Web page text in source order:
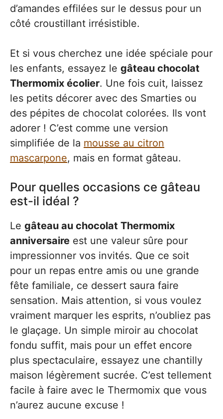
d’amandes effilées sur le dessus pour un
côté croustillant irrésistible.
Et si vous cherchez une idée spéciale pour
les enfants, essayez le gâteau chocolat
Thermomix écolier. Une fois cuit, laissez
les petits décorer avec des Smarties ou
des pépites de chocolat colorées. Ils vont
adorer ! C’est comme une version
simplifiée de la mousse au citron
mascarpone, mais en format gâteau.
Pour quelles occasions ce gâteau
est-il idéal ?
Le gâteau au chocolat Thermomix
anniversaire est une valeur sûre pour
impressionner vos invités. Que ce soit
pour un repas entre amis ou une grande
fête familiale, ce dessert saura faire
sensation. Mais attention, si vous voulez
vraiment marquer les esprits, n’oubliez pas
le glaçage. Un simple miroir au chocolat
fondu suffit, mais pour un effet encore
plus spectaculaire, essayez une chantilly
maison légèrement sucrée. C’est tellement
facile à faire avec le Thermomix que vous
n’aurez aucune excuse !